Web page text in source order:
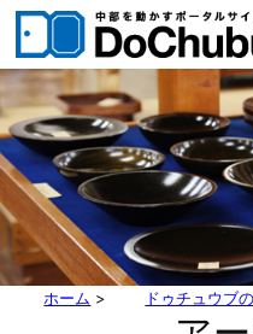
内
を
ス
キ
ッ
プ
ホーム > ドゥチュウブ